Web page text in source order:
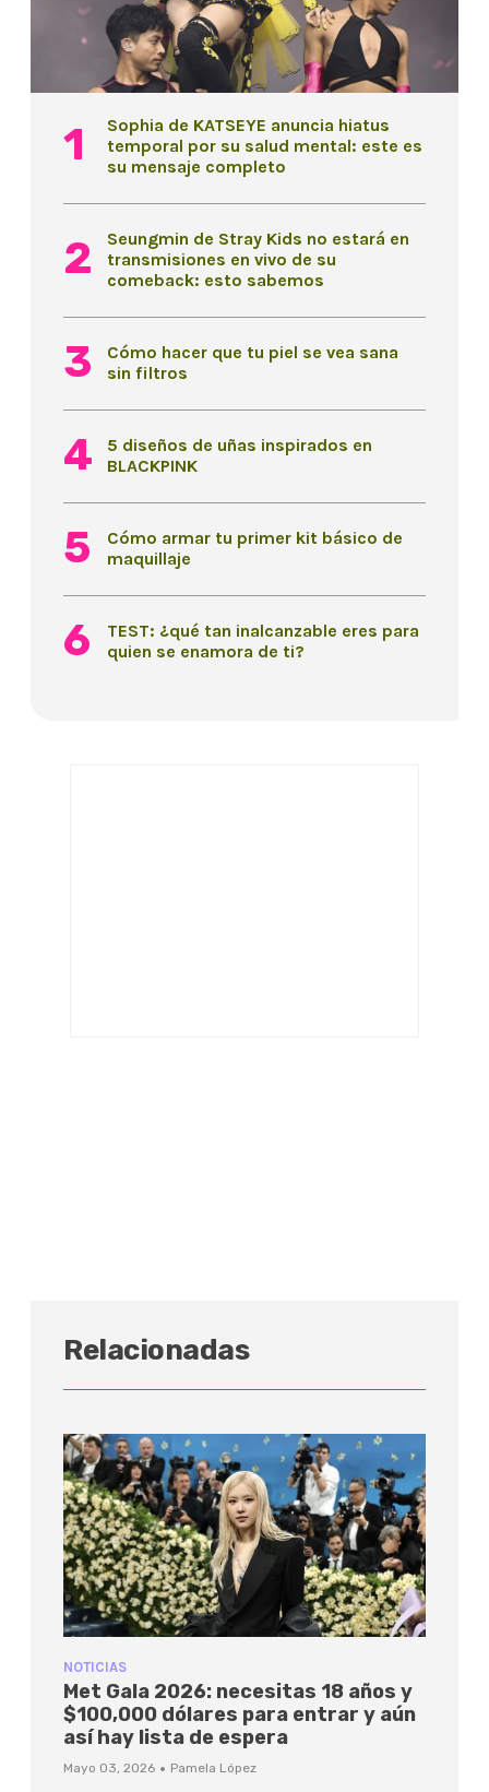
Sophia de KATSEYE anuncia hiatus
temporal por su salud mental: este es
su mensaje completo
Seungmin de Stray Kids no estará en
transmisiones en vivo de su
comeback: esto sabemos
Cómo hacer que tu piel se vea sana
sin filtros
5 diseños de uñas inspirados en
BLACKPINK
Cómo armar tu primer kit básico de
maquillaje
TEST: ¿qué tan inalcanzable eres para
quien se enamora de ti?
Relacionadas
NOTICIAS
Met Gala 2026: necesitas 18 años y
$100,000 dólares para entrar y aún
así hay lista de espera
Mayo 03, 2026 · Pamela López